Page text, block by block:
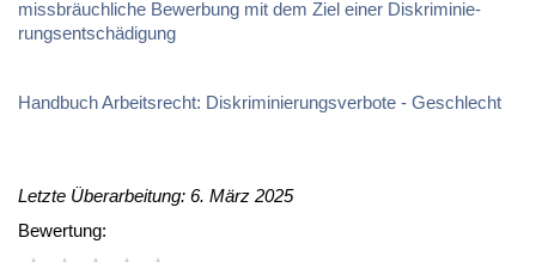
miss­bräuch­li­che Be­wer­bung mit dem Ziel ei­ner Dis­kri­mi­nie­
rungs­ent­schä­di­gung
Hand­buch Ar­beits­recht: Dis­kri­mi­nie­rungs­ver­bo­te - Ge­schlecht
Letzte Überarbeitung: 6. März 2025
Bewertung: